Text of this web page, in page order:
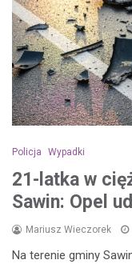
Policja Wypadki
21-latka w
Sawin: Opel
Mariusz Wieczorek
Na terenie gminy